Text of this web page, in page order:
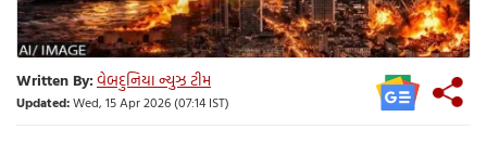
Written By:વેબદુનિયા ન્યુઝ ટીમ
Updated:Wed, 15 Apr 2026 (07:14 IST)